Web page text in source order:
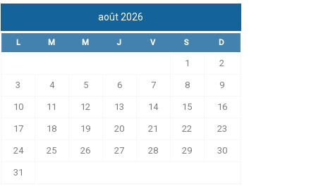
août 2026
L M M J V S D
1 2
3 4 5 6 7 8 9
10 11 12 13 14 15 16
17 18 19 20 21 22 23
24 25 26 27 28 29 30
31